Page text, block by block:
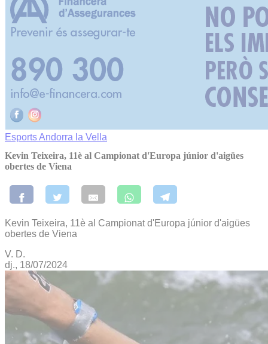
EsportsAndorra la Vella
Kevin Teixeira, 11è al Campionat d'Europa júnior d'aigües
obertes de Viena
Kevin Teixeira, 11è al Campionat d'Europa júnior d'aigües
obertes de Viena
V. D.
dj., 18/07/2024